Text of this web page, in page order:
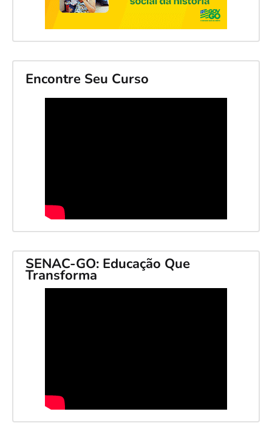
Encontre Seu Curso
SENAC-GO: Educação Que
Transforma